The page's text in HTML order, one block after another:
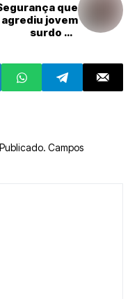
que
agrediu jovem
surdo no
receptação e
porte ilegal de
arma
Campos